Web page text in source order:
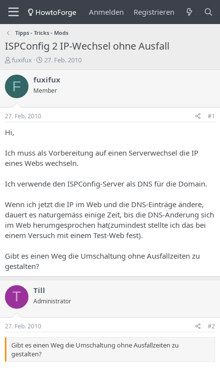
Anmelden Registrieren
Tipps - Tricks - Mods
ISPConfig 2 IP-Wechsel ohne Ausfall
E
s
e
l
e
r
d
s
T
e
a
s
fuxifux
E
s
e
d
a
u
27. Feb. 2010
F fuxifux
Member
27. Feb. 2010 #1
Hi,
Ich muss als Vorbereitung auf einen Serverwechsel die IP
eines Webs wechseln.
Ich verwende den ISPConfig-Server als DNS für die Domain.
Wenn ich jetzt die IP im Web und die DNS-Einträge ändere,
dauert es naturgemäss einige Zeit, bis die DNS-Änderung sich
im Web herumgesprochen hat(zumindest stellte ich das bei
einem Versuch mit einem Test-Web fest).
Gibt es einen Weg die Umschaltung ohne Ausfallzeiten zu
gestalten?
T Till
Administrator
27. Feb. 2010 #2
Gibt es einen Weg die Umschaltung ohne Ausfallzeiten zu
gestalten?